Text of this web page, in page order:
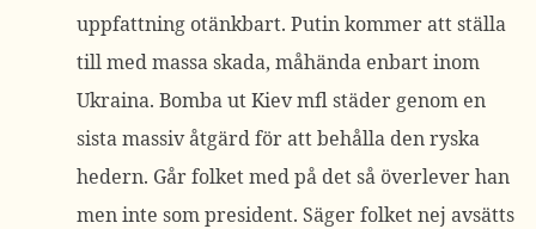
uppfattning otänkbart. Putin kommer att ställa
till med massa skada, måhända enbart inom
Ukraina. Bomba ut Kiev mfl städer genom en
sista massiv åtgärd för att behålla den ryska
hedern. Går folket med på det så överlever han
men inte som president. Säger folket nej avsätts